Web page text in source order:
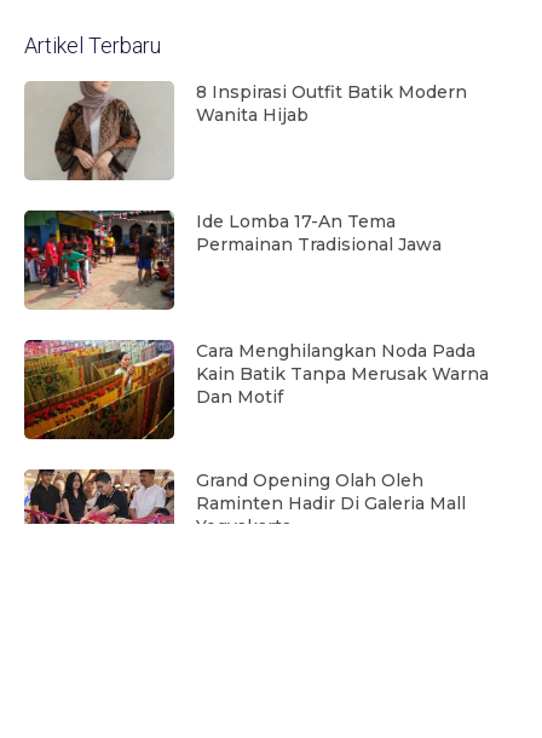
Artikel Terbaru
8 Inspirasi Outfit Batik Modern
Wanita Hijab
Ide Lomba 17-An Tema
Permainan Tradisional Jawa
Cara Menghilangkan Noda Pada
Kain Batik Tanpa Merusak Warna
Dan Motif
Grand Opening Olah Oleh
Raminten Hadir Di Galeria Mall
Yogyakarta